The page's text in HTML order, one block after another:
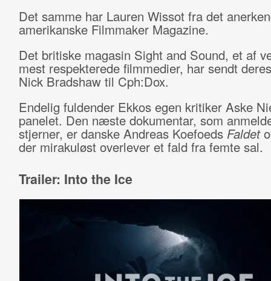
Det samme har Lauren Wissot fra det
amerikanske Filmmaker Magazine.
Det britiske magasin Sight and Sound, et af
mest respekterede filmmedier, har sendt
Nick Bradshaw til Cph:Dox.
Endelig fuldender Ekkos egen kritiker Aske
panelet. Den næste dokumentar, som
stjerner, er danske Andreas Koefoeds Faldet
der mirakuløst overlever et fald fra femte sal.
Trailer: Into the Ice